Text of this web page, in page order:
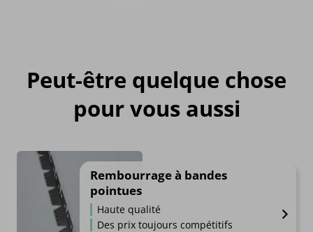
Peut-être quelque chose
pour vous aussi
Rembourrage à bandes
pointues
Haute qualité
Des prix toujours compétitifs